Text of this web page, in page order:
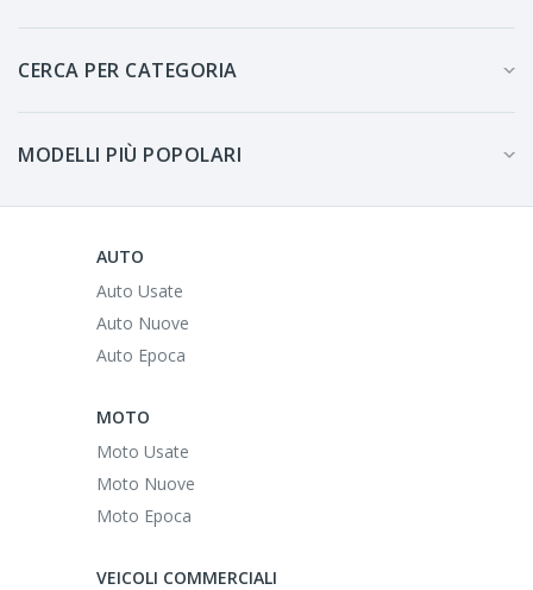
CERCA PER CATEGORIA
MODELLI PIÙ POPOLARI
AUTO
Auto Usate
Auto Nuove
Auto Epoca
MOTO
Moto Usate
Moto Nuove
Moto Epoca
VEICOLI COMMERCIALI